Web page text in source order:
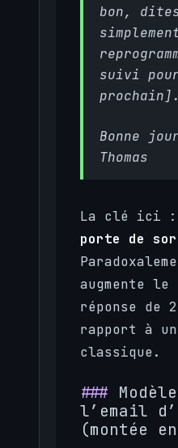
bon,
suivi
prochain].
Bonne
Thomas
La clé ici :
porte de
augmente le
réponse de
rapport à
classique.
l’email
(montée en